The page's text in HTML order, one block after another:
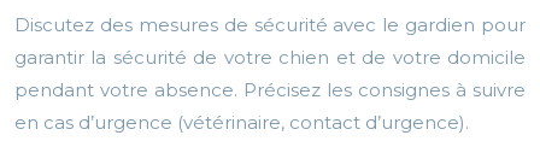
Discutez des mesures de sécurité avec le gardien pour
garantir la sécurité de votre chien et de votre domicile
pendant votre absence. Précisez les consignes à suivre
en cas d’urgence (vétérinaire, contact d’urgence).